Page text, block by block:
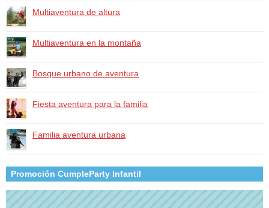
Multiaventura de altura
Multiaventura en la montaña
Bosque urbano de aventura
Fiesta aventura para la familia
Familia aventura urbana
Promoción CumpleParty Infantil